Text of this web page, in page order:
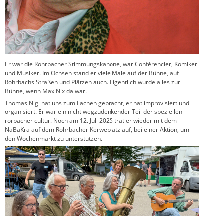
Er war die Rohrbacher Stimmungskanone, war Conférencier, Komiker
und Musiker. Im Ochsen stand er viele Male auf der Bühne, auf
Rohrbachs Straßen und Plätzen auch. Eigentlich wurde alles zur
Bühne, wenn Max Nix da war.
Thomas Nigl hat uns zum Lachen gebracht, er hat improvisiert und
organisiert. Er war ein nicht wegzudenkender Teil der speziellen
rorbacher cultur. Noch am 12. Juli 2025 trat er wieder mit dem
NaBaKra auf dem Rohrbacher Kerweplatz auf, bei einer Aktion, um
den Wochenmarkt zu unterstützen.